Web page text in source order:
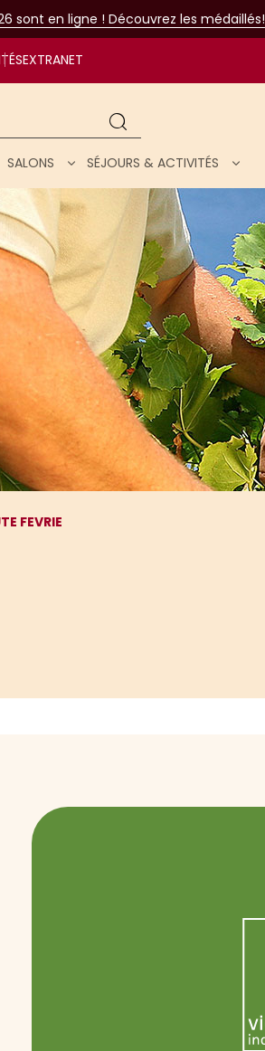
sont en ligne ! Découvrez les médaillés!
EXTRANET
Chercher
SALONS SÉJOURS & ACTIVITÉS
FEVRIE